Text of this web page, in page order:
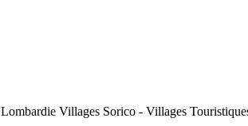
Lombardie Villages Sorico - Villages